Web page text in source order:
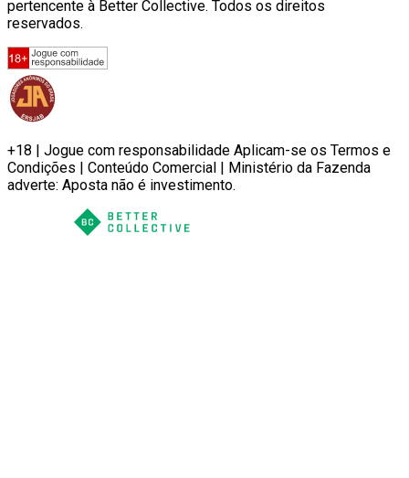
pertencente à Better Collective. Todos os direitos
reservados.
+18 | Jogue com responsabilidade Aplicam-se os Termos e
Condições | Conteúdo Comercial | Ministério da Fazenda
adverte: Aposta não é investimento.